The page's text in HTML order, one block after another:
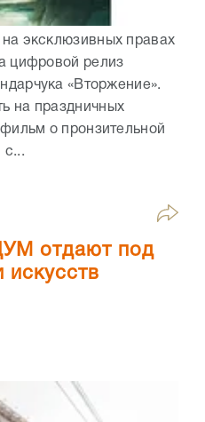
эксклюзивных правах
цифровой релиз
«Вторжение».
на праздничных
о пронзительной
с...
отдают под
искусств